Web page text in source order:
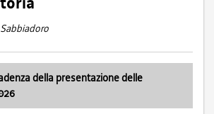
della presentazione delle